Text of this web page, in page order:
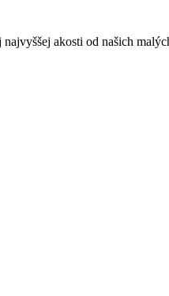
akosti od našich